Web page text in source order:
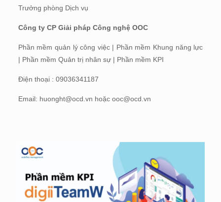
Trưởng phòng Dịch vụ
Công ty CP Giải pháp Công nghệ OOC
Phần mềm quản lý công việc | Phần mềm Khung năng lực
| Phần mềm Quản trị nhân sự | Phần mềm KPI
Điện thoại : 09036341187
Email: huonght@ocd.vn hoặc ooc@ocd.vn